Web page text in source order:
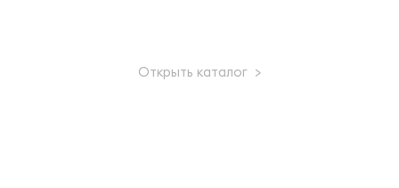
Открыть каталог >